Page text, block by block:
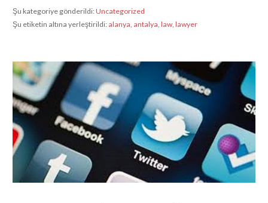
Şu kategoriye gönderildi:Uncategorized
Şu etiketin altına yerleştirildi: alanya, antalya, law, lawyer